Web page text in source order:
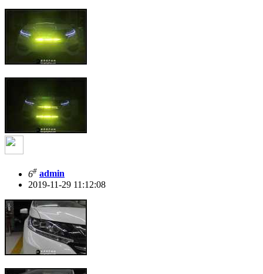
6# admin
2019-11-29 11:12:08